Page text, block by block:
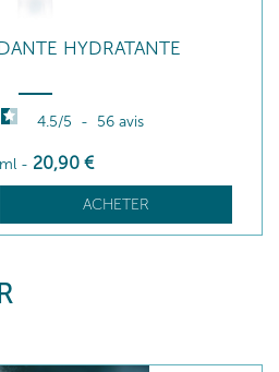
HYDRATANTE
4.5/5 - 56 avis
- 20,90 €
ACHETER